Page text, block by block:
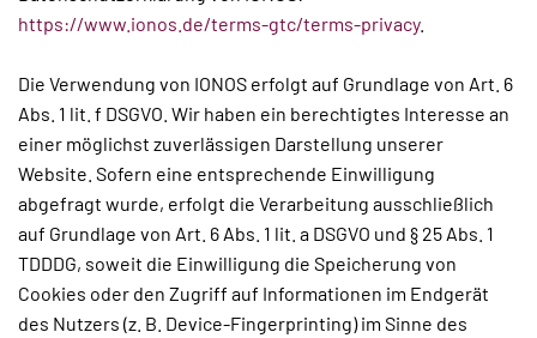
https://www.ionos.de/terms-gtc/terms-privacy.
Die Verwendung von IONOS erfolgt auf Grundlage von Art. 6
Abs. 1 lit. f DSGVO. Wir haben ein berechtigtes Interesse an
einer möglichst zuverlässigen Darstellung unserer
Website. Sofern eine entsprechende Einwilligung
abgefragt wurde, erfolgt die Verarbeitung ausschließlich
auf Grundlage von Art. 6 Abs. 1 lit. a DSGVO und § 25 Abs. 1
TDDDG, soweit die Einwilligung die Speicherung von
Cookies oder den Zugriff auf Informationen im Endgerät
des Nutzers (z. B. Device-Fingerprinting) im Sinne des